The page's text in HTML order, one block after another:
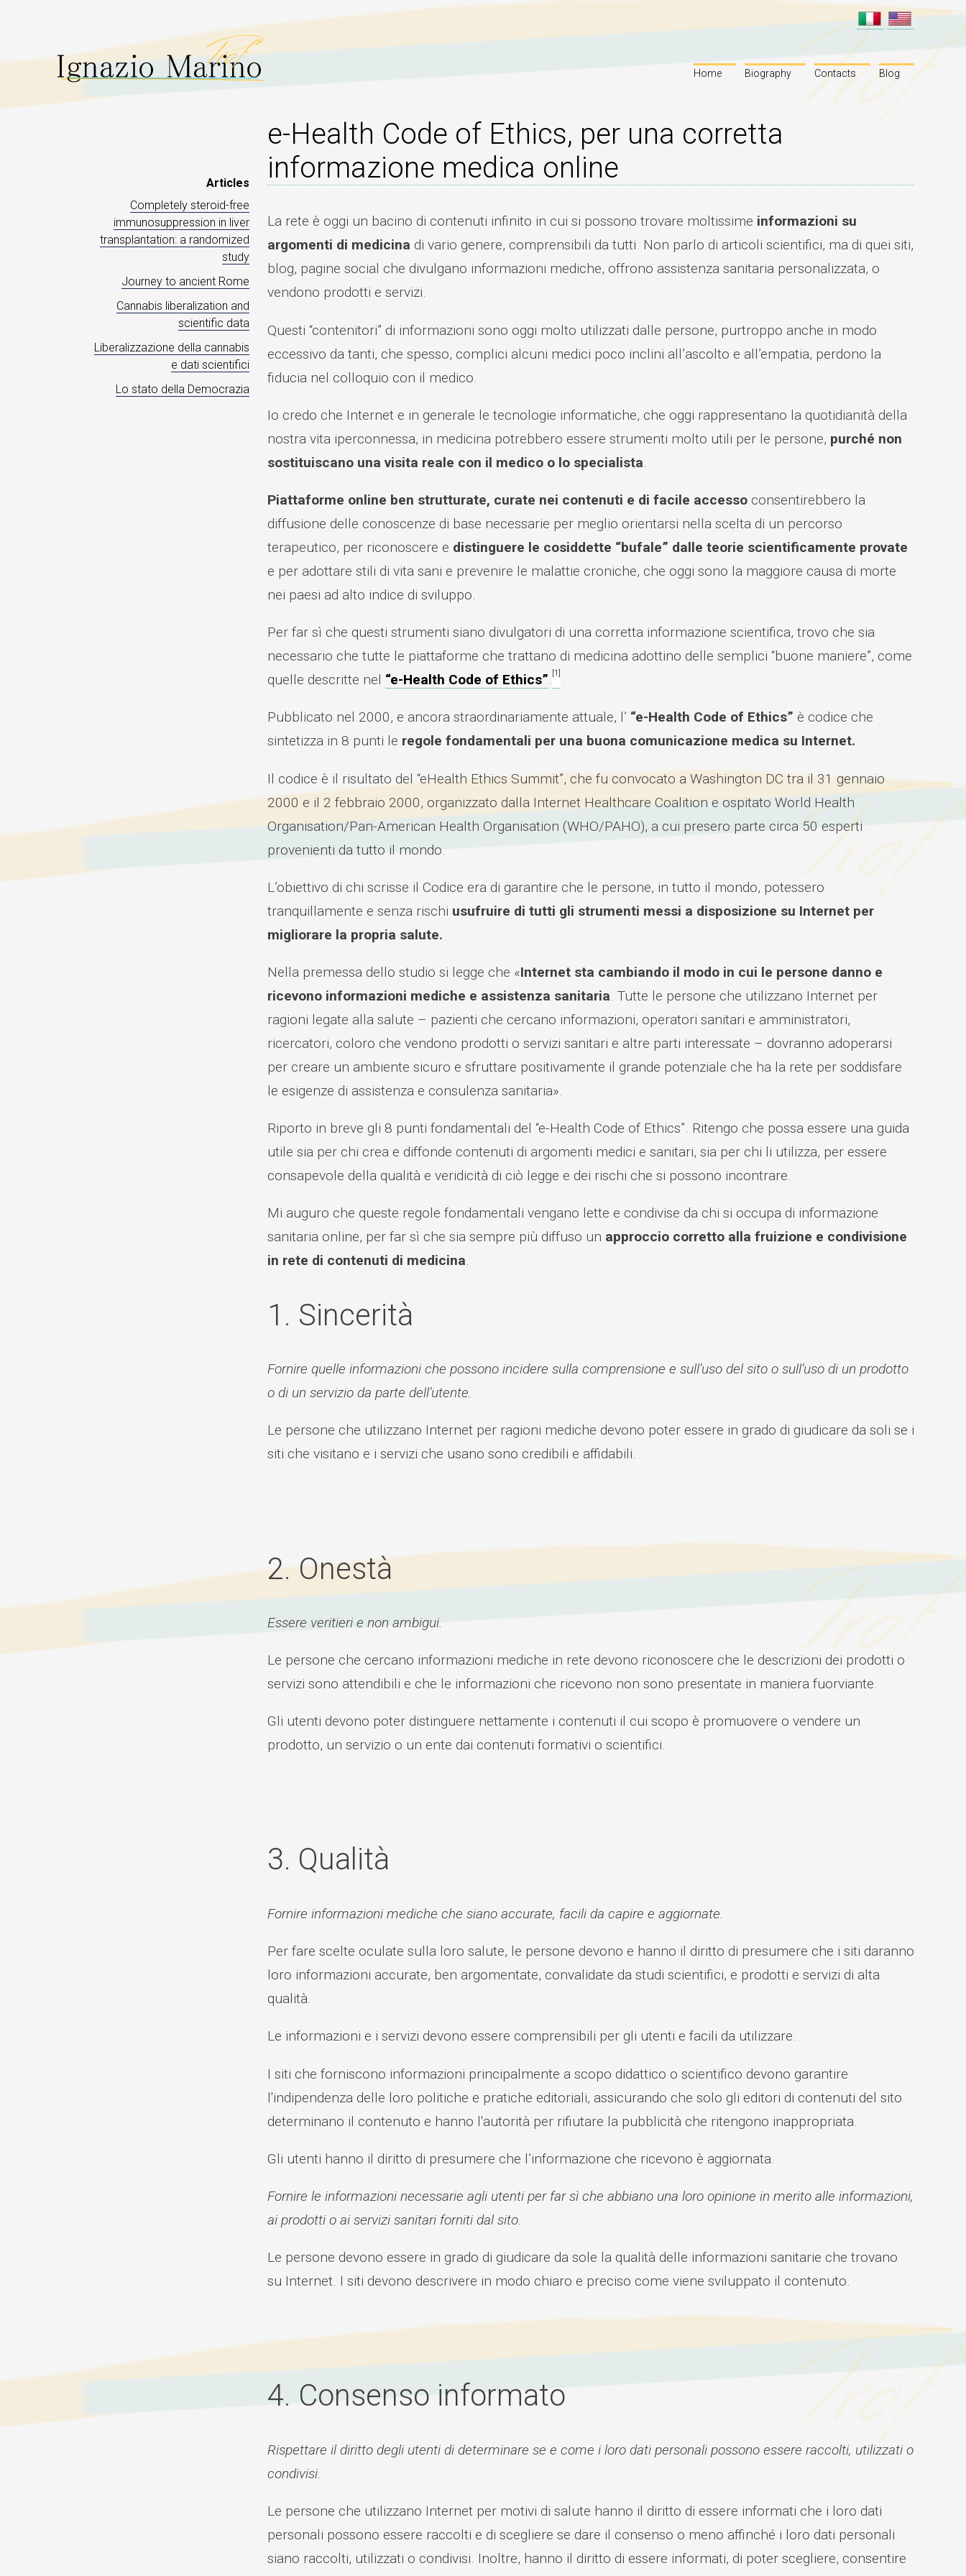
Home Biography Contacts Blog
Articles
Completely steroid-free
immunosuppression in liver
transplantation: a randomized
study
Journey to ancient Rome
Cannabis liberalization and
scientific data
Liberalizzazione della cannabis
e dati scientifici
Lo stato della Democrazia
e-Health Code of Ethics, per una corretta
informazione medica online
La rete è oggi un bacino di contenuti infinito in cui si possono trovare moltissime informazioni su
argomenti di medicina di vario genere, comprensibili da tutti. Non parlo di articoli scientifici, ma di quei siti,
blog, pagine social che divulgano informazioni mediche, offrono assistenza sanitaria personalizzata, o
vendono prodotti e servizi.
Questi “contenitori” di informazioni sono oggi molto utilizzati dalle persone, purtroppo anche in modo
eccessivo da tanti, che spesso, complici alcuni medici poco inclini all’ascolto e all’empatia, perdono la
fiducia nel colloquio con il medico.
Io credo che Internet e in generale le tecnologie informatiche, che oggi rappresentano la quotidianità della
nostra vita iperconnessa, in medicina potrebbero essere strumenti molto utili per le persone, purché non
sostituiscano una visita reale con il medico o lo specialista.
Piattaforme online ben strutturate, curate nei contenuti e di facile accesso consentirebbero la
diffusione delle conoscenze di base necessarie per meglio orientarsi nella scelta di un percorso
terapeutico, per riconoscere e distinguere le cosiddette “bufale” dalle teorie scientificamente provate
e per adottare stili di vita sani e prevenire le malattie croniche, che oggi sono la maggiore causa di morte
nei paesi ad alto indice di sviluppo.
Per far sì che questi strumenti siano divulgatori di una corretta informazione scientifica, trovo che sia
necessario che tutte le piattaforme che trattano di medicina adottino delle semplici “buone maniere”, come
quelle descritte nel “e-Health Code of Ethics”. [1]
Pubblicato nel 2000, e ancora straordinariamente attuale, l’ “e-Health Code of Ethics” è codice che
sintetizza in 8 punti le regole fondamentali per una buona comunicazione medica su Internet.
Il codice è il risultato del “eHealth Ethics Summit”, che fu convocato a Washington DC tra il 31 gennaio
2000 e il 2 febbraio 2000, organizzato dalla Internet Healthcare Coalition e ospitato World Health
Organisation/Pan-American Health Organisation (WHO/PAHO), a cui presero parte circa 50 esperti
provenienti da tutto il mondo.
L’obiettivo di chi scrisse il Codice era di garantire che le persone, in tutto il mondo, potessero
tranquillamente e senza rischi usufruire di tutti gli strumenti messi a disposizione su Internet per
migliorare la propria salute.
Nella premessa dello studio si legge che «Internet sta cambiando il modo in cui le persone danno e
ricevono informazioni mediche e assistenza sanitaria. Tutte le persone che utilizzano Internet per
ragioni legate alla salute – pazienti che cercano informazioni, operatori sanitari e amministratori,
ricercatori, coloro che vendono prodotti o servizi sanitari e altre parti interessate – dovranno adoperarsi
per creare un ambiente sicuro e sfruttare positivamente il grande potenziale che ha la rete per soddisfare
le esigenze di assistenza e consulenza sanitaria».
Riporto in breve gli 8 punti fondamentali del “e-Health Code of Ethics”. Ritengo che possa essere una guida
utile sia per chi crea e diffonde contenuti di argomenti medici e sanitari, sia per chi li utilizza, per essere
consapevole della qualità e veridicità di ciò legge e dei rischi che si possono incontrare.
Mi auguro che queste regole fondamentali vengano lette e condivise da chi si occupa di informazione
sanitaria online, per far sì che sia sempre più diffuso un approccio corretto alla fruizione e condivisione
in rete di contenuti di medicina.
1. Sincerità
Fornire quelle informazioni che possono incidere sulla comprensione e sull’uso del sito o sull’uso di un prodotto
o di un servizio da parte dell’utente.
Le persone che utilizzano Internet per ragioni mediche devono poter essere in grado di giudicare da soli se i
siti che visitano e i servizi che usano sono credibili e affidabili.
2. Onestà
Essere veritieri e non ambigui.
Le persone che cercano informazioni mediche in rete devono riconoscere che le descrizioni dei prodotti o
servizi sono attendibili e che le informazioni che ricevono non sono presentate in maniera fuorviante.
Gli utenti devono poter distinguere nettamente i contenuti il cui scopo è promuovere o vendere un
prodotto, un servizio o un ente dai contenuti formativi o scientifici.
3. Qualità
Fornire informazioni mediche che siano accurate, facili da capire e aggiornate.
Per fare scelte oculate sulla loro salute, le persone devono e hanno il diritto di presumere che i siti daranno
loro informazioni accurate, ben argomentate, convalidate da studi scientifici, e prodotti e servizi di alta
qualità.
Le informazioni e i servizi devono essere comprensibili per gli utenti e facili da utilizzare.
I siti che forniscono informazioni principalmente a scopo didattico o scientifico devono garantire
l'indipendenza delle loro politiche e pratiche editoriali, assicurando che solo gli editori di contenuti del sito
determinano il contenuto e hanno l'autorità per rifiutare la pubblicità che ritengono inappropriata.
Gli utenti hanno il diritto di presumere che l’informazione che ricevono è aggiornata.
Fornire le informazioni necessarie agli utenti per far sì che abbiano una loro opinione in merito alle informazioni,
ai prodotti o ai servizi sanitari forniti dal sito.
Le persone devono essere in grado di giudicare da sole la qualità delle informazioni sanitarie che trovano
su Internet. I siti devono descrivere in modo chiaro e preciso come viene sviluppato il contenuto.
4. Consenso informato
Rispettare il diritto degli utenti di determinare se e come i loro dati personali possono essere raccolti, utilizzati o
condivisi.
Le persone che utilizzano Internet per motivi di salute hanno il diritto di essere informati che i loro dati
personali possono essere raccolti e di scegliere se dare il consenso o meno affinché i loro dati personali
siano raccolti, utilizzati o condivisi. Inoltre, hanno il diritto di essere informati, di poter scegliere, consentire